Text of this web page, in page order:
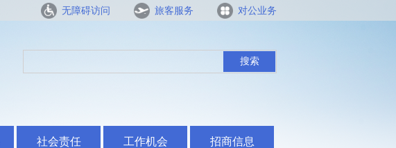
无障碍访问 旅客服务 对公业务
搜索
社会责任 工作机会 招商信息